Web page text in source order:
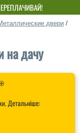
двери /
на дачу
Детальніше: